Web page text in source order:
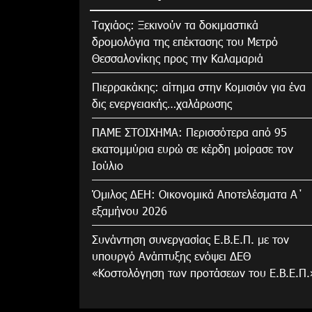
Tαχιάος: Ξεκινούν τα δοκιμαστικά
δρομολόγια της επέκτασης του Μετρό
Θεσσαλονίκης προς την Καλαμαριά
Πιερρακάκης: αίτημα στην Κομισιόν για ένα
δις ενεργειακής…χαλάρωσης
ΠΑΜΕ ΣΤΟΙΧΗΜΑ: Περισσότερα από 95
εκατομμύρια ευρώ σε κέρδη μοίρασε τον
Ιούλιο
Όμιλος ΔΕΗ: Οικονομικά Αποτελέσματα Α΄
εξαμήνου 2026
Συνάντηση συνεργασίας Ε.Β.Ε.Π. με τον
υπουργό Ανάπτυξης ενόψει ΔΕΘ
«Κοστολόγηση των προτάσεων του